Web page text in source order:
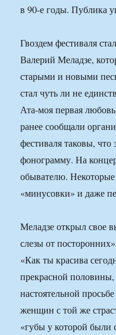
в 90-е годы. Публика
Гвоздем фестиваля
Валерий Меладзе,
старыми и новыми
стал чуть ли не
Ата-моя первая
ранее сообщали
фестиваля таковы, что
фонограмму. На
обывателю.
«минусовки» и даже
Меладзе открыл свое
слезы от
«Как ты красива
прекрасной
настоятельной
женщин с той же
«губы у которой